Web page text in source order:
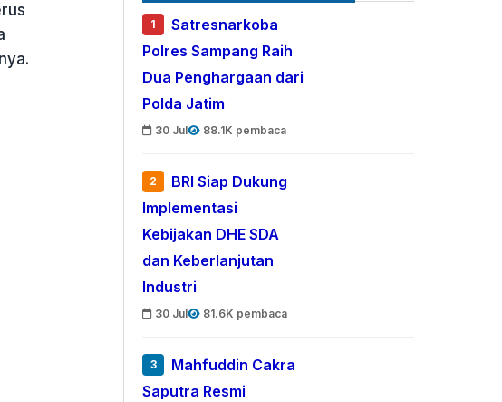
1
Satresnarkoba
Polres Sampang Raih
Dua Penghargaan dari
Polda Jatim
30 Jul 88.1K pembaca
2
BRI Siap Dukung
Implementasi
Kebijakan DHE SDA
dan Keberlanjutan
Industri
30 Jul 81.6K pembaca
3
Mahfuddin Cakra
Saputra Resmi